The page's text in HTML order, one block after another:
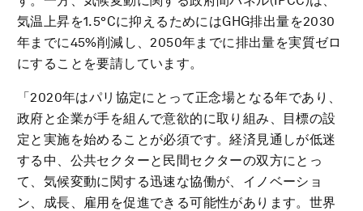
気温上昇を1.5°Cに抑えるためにはGHG排出量を2030
年までに45%削減し、2050年までに排出量を実質ゼロ
にすることを要請しています。
「2020年はパリ協定にとって正念場となる年であり、
政府と企業が手を組んで意欲的に取り組み、目標の設
定と実施を始めることが必須です。経済見通しが低迷
する中、公共セクターと民間セクターの双方にとっ
て、気候変動に関する迅速な協働が、イノベーショ
ン、成長、雇用を促進できる可能性があります。世界